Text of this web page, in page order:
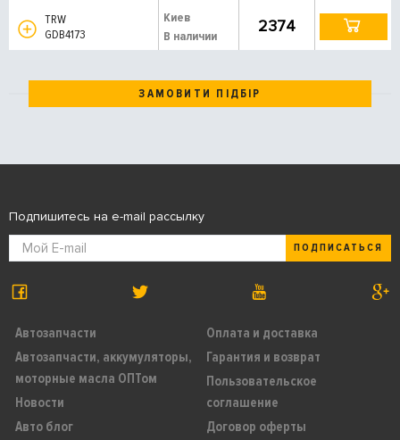
TRW
GDB4173
Киев
В наличии
2374
ЗАМОВИТИ ПІДБІР
Автозапчасти
Автозапчасти, аккумуляторы,
моторные масла ОПТом
Новости
Авто блог
Оплата и доставка
Гарантия и возврат
Пользовательское
соглашение
Договор оферты
Подпишитесь на e-mail рассылку
ПОДПИСАТЬСЯ